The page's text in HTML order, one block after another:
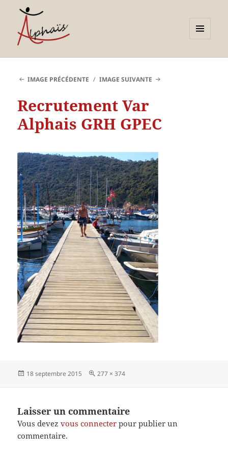
compétences et
orientations adultes et
jeunes
WIDGETS
IMAGE PRÉCÉDENTE IMAGE SUIVANTE
Recrutement Var
Alphais GRH GPEC
Publié
18 septembre 2015
Taille
277 × 374
Laisser un commentaire
Vous devezvous connecter pour publier un
commentaire.